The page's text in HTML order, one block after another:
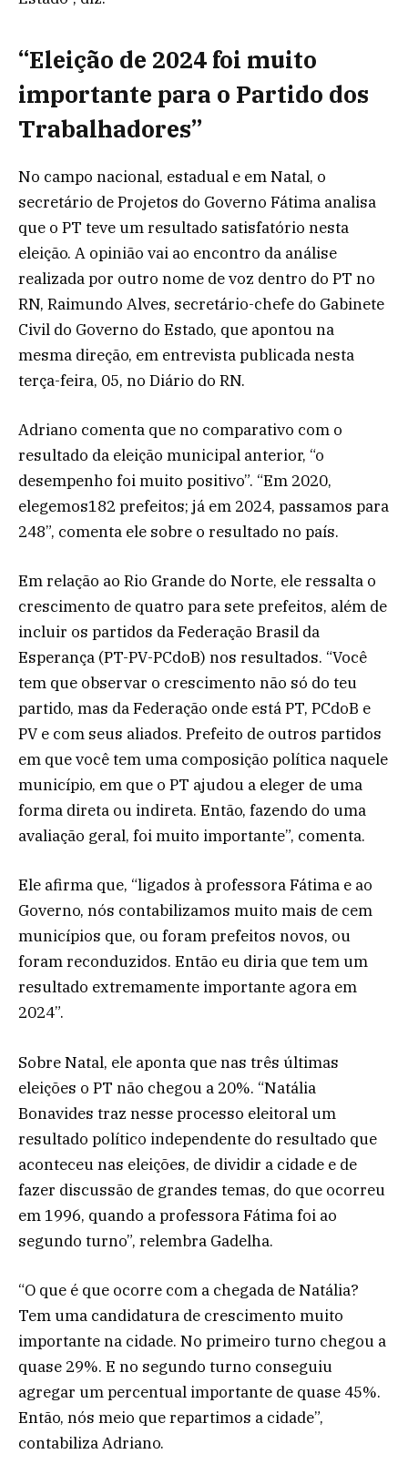
“Eleição de 2024 foi muito
importante para o Partido dos
Trabalhadores”
No campo nacional, estadual e em Natal, o
secretário de Projetos do Governo Fátima analisa
que o PT teve um resultado satisfatório nesta
eleição. A opinião vai ao encontro da análise
realizada por outro nome de voz dentro do PT no
RN, Raimundo Alves, secretário-chefe do Gabinete
Civil do Governo do Estado, que apontou na
mesma direção, em entrevista publicada nesta
terça-feira, 05, no Diário do RN.
Adriano comenta que no comparativo com o
resultado da eleição municipal anterior, “o
desempenho foi muito positivo”. “Em 2020,
elegemos182 prefeitos; já em 2024, passamos para
248”, comenta ele sobre o resultado no país.
Em relação ao Rio Grande do Norte, ele ressalta o
crescimento de quatro para sete prefeitos, além de
incluir os partidos da Federação Brasil da
Esperança (PT-PV-PCdoB) nos resultados. “Você
tem que observar o crescimento não só do teu
partido, mas da Federação onde está PT, PCdoB e
PV e com seus aliados. Prefeito de outros partidos
em que você tem uma composição política naquele
município, em que o PT ajudou a eleger de uma
forma direta ou indireta. Então, fazendo do uma
avaliação geral, foi muito importante”, comenta.
Ele afirma que, “ligados à professora Fátima e ao
Governo, nós contabilizamos muito mais de cem
municípios que, ou foram prefeitos novos, ou
foram reconduzidos. Então eu diria que tem um
resultado extremamente importante agora em
2024”.
Sobre Natal, ele aponta que nas três últimas
eleições o PT não chegou a 20%. “Natália
Bonavides traz nesse processo eleitoral um
resultado político independente do resultado que
aconteceu nas eleições, de dividir a cidade e de
fazer discussão de grandes temas, do que ocorreu
em 1996, quando a professora Fátima foi ao
segundo turno”, relembra Gadelha.
“O que é que ocorre com a chegada de Natália?
Tem uma candidatura de crescimento muito
importante na cidade. No primeiro turno chegou a
quase 29%. E no segundo turno conseguiu
agregar um percentual importante de quase 45%.
Então, nós meio que repartimos a cidade”,
contabiliza Adriano.